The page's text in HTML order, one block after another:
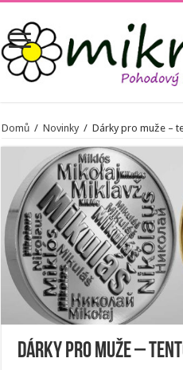
Domů / Novinky / Dárky pro muže –
Dárky pro muže –